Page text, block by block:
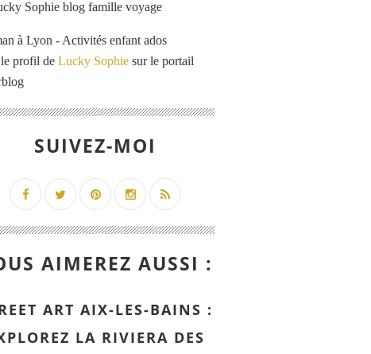
à Lyon - Activités enfant ados
profil de Lucky Sophie sur le portail
SUIVEZ-MOI
AIMEREZ AUSSI :
ART AIX-LES-BAINS :
LA RIVIERA DES